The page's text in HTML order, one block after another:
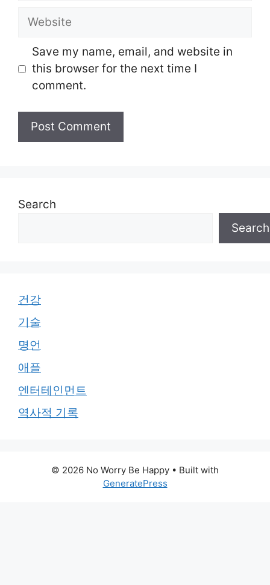
Website
Save my name, email, and website in
this browser for the next time I
comment.
Search
Search
건강
기술
명언
애플
엔터테인먼트
역사적 기록
© 2026 No Worry Be Happy • Built with
GeneratePress